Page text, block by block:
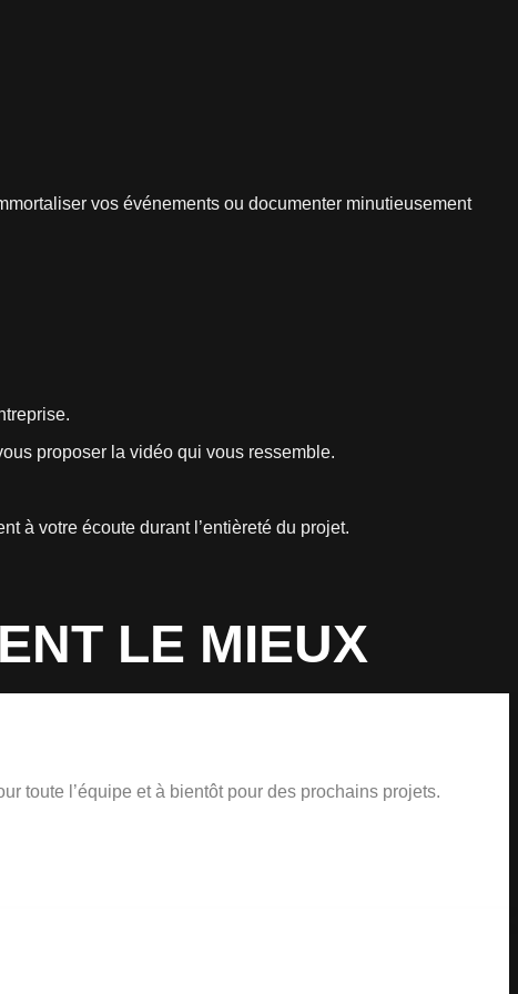
vos événements ou documenter minutieusement
proposer la vidéo qui vous ressemble.
à votre écoute durant l’entièreté du projet.
LE MIEUX
toute l’équipe et à bientôt pour des prochains projets.